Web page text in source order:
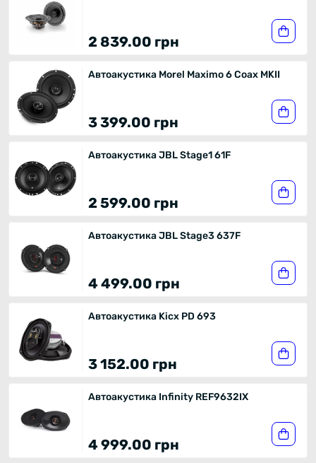
2 839.00 грн
Автоакустика Morel Maximo 6 Coax MKII
3 399.00 грн
Автоакустика JBL Stage1 61F
2 599.00 грн
Автоакустика JBL Stage3 637F
4 499.00 грн
Автоакустика Kicx PD 693
3 152.00 грн
Автоакустика Infinity REF9632IX
4 999.00 грн